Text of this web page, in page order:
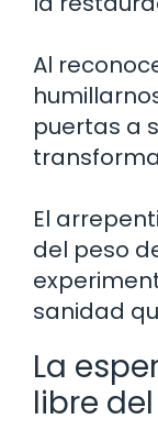
Al
puertas a
El
del peso
sanidad
La
libre